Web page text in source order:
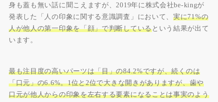
身も蓋も無い話に聞こえますが、2019年に株式会社be-kingが
発表した「人の印象に関する意識調査」において、実に71%の
人が他人の第一印象を「顔」で判断しているという結果が出て
います。
最も注目度の高いパーツは「目」の84.2%ですが、続くのは
「口元」の6.6%。1位と2位で大きな開きがありますが、歯や
口元が他人からの印象を左右する要素になることは事実のよう